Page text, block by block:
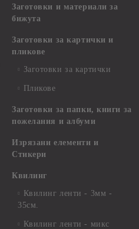
Заготовки и материали за
бижута
Заготовки за картички и
пликове
Заготовки за картички
Пликове
Заготовки за папки, книги за
пожелания и албуми
Изрязани елементи и
Стикери
Квилинг
Квилинг ленти - 3мм -
35см.
Квилинг ленти - микс